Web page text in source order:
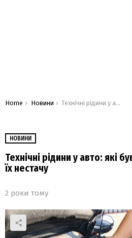
You are here:
Home Новини Технічні рідини у авто: які бувають та як виявити їх нестачу
НОВИНИ
Технічні рідини у авто: які
їх нестачу
2 роки тому